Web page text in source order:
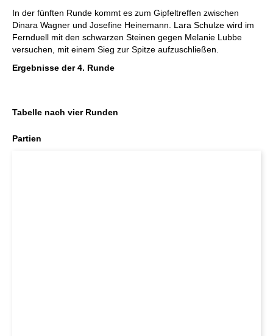
In der fünften Runde kommt es zum Gipfeltreffen zwischen
Dinara Wagner und Josefine Heinemann. Lara Schulze wird im
Fernduell mit den schwarzen Steinen gegen Melanie Lubbe
versuchen, mit einem Sieg zur Spitze aufzuschließen.
Ergebnisse der 4. Runde
Tabelle nach vier Runden
Partien